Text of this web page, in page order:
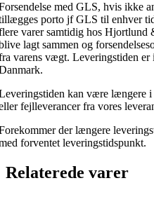
med GLS, hvis ikke
porto jf GLS til enhver
varer samtidig hos
lagt sammen og
varens vægt. Leveringstiden er
kan være længere
fejlleverancer fra vores
der længere
forventet leveringstidspunkt.
Relaterede varer